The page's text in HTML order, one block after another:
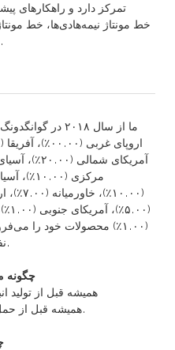
انرژی و سایر حوزه‌ها ارائه می‌دهد.
ما از سال ۲۰۱۸
نفر در دفتر ما مشغول به کار هستند.
2.
همیشه قبل از تولید
همیشه قبل از حمل و نقل، بازرسی نهایی انجام شود.